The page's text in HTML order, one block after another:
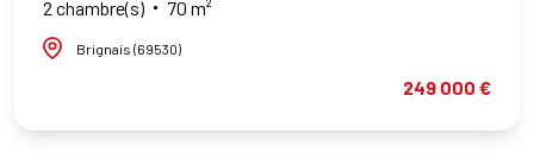
2 chambre(s)
70 m²
Brignais (69530)
249 000 €